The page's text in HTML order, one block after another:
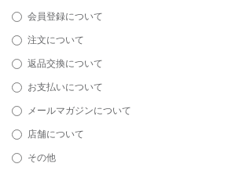
会員登録について
注文について
返品交換について
お支払いについて
メールマガジンについて
店舗について
その他